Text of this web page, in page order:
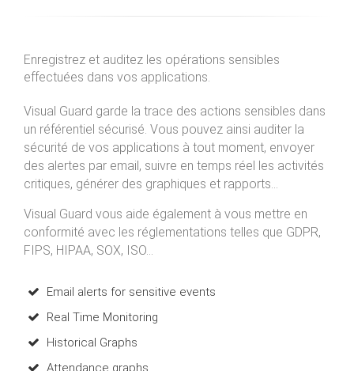
Enregistrez et auditez les opérations sensibles
effectuées dans vos applications.
Visual Guard garde la trace des actions sensibles dans
un référentiel sécurisé. Vous pouvez ainsi auditer la
sécurité de vos applications à tout moment, envoyer
des alertes par email, suivre en temps réel les activités
critiques, générer des graphiques et rapports...
Visual Guard vous aide également à vous mettre en
conformité avec les réglementations telles que GDPR,
FIPS, HIPAA, SOX, ISO...
Email alerts for sensitive events
Real Time Monitoring
Historical Graphs
Attendance graphs